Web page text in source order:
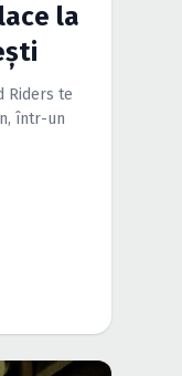
la
Riders te
într-un